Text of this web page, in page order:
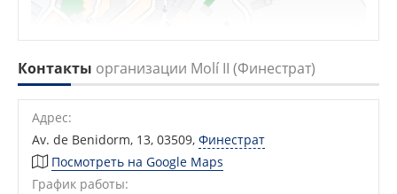
Контакты организации Molí II (Финестрат)
Адрес:
Av. de Benidorm, 13, 03509, Финестрат
Посмотреть на Google Maps
График работы: